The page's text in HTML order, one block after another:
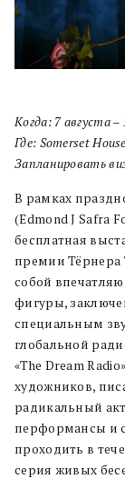
Когда: 7 августа
Где: Somerset
Запланировать
В рамках
(Edmond J Safra
бесплатная
премии Тёрнера
собой
фигуры,
специальным
глобальной
«The Dream
художников,
радикальный
перформансы и
проходить в
серия живых